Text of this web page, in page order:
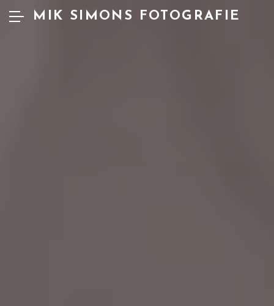
MIK SIMONS FOTOGRAFIE